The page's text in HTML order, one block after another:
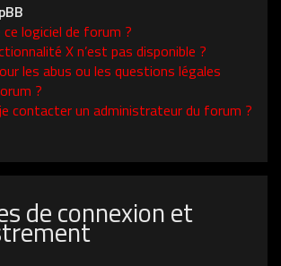
logiciel de forum ?
X n’est pas disponible ?
les abus ou les questions légales
?
contacter un administrateur du forum ?
de connexion et